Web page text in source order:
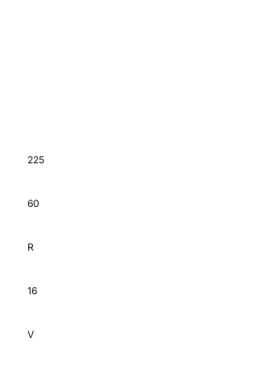
225
60
R
16
V